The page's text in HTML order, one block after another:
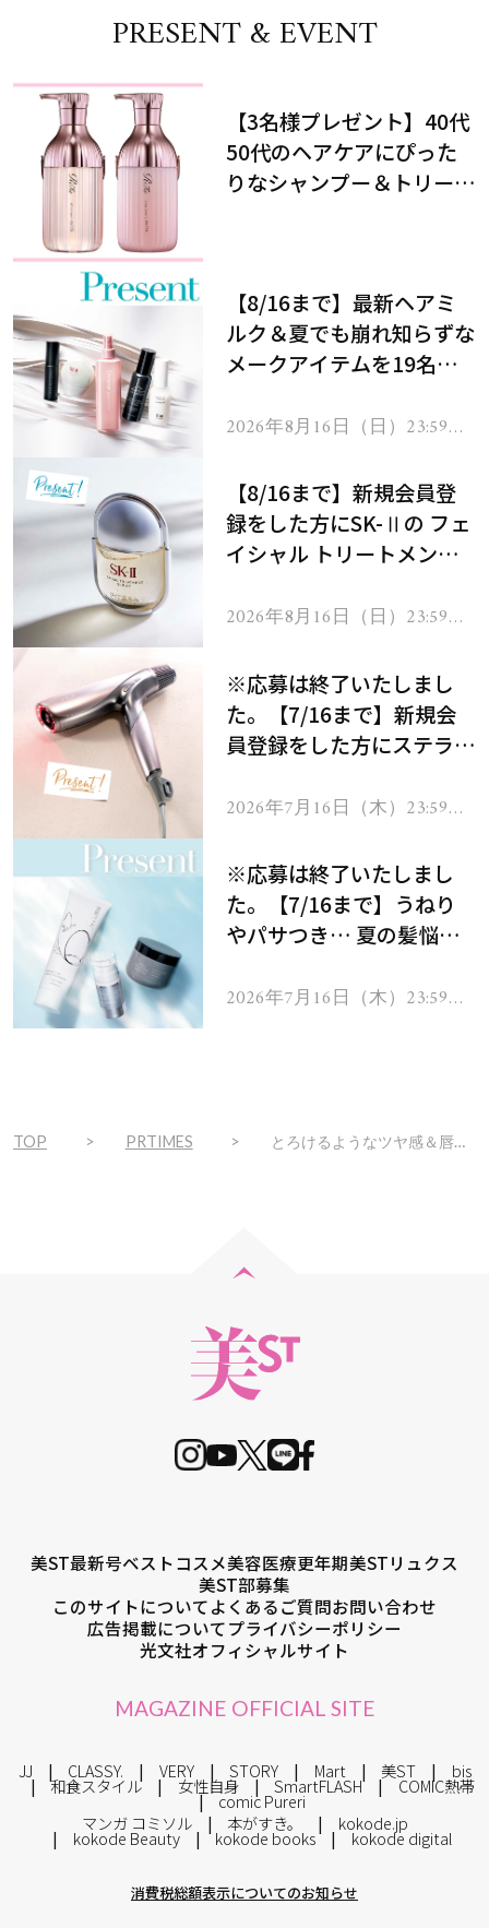
PRESENT & EVENT
【3名様プレゼント】40代
50代のヘアケアにぴった
りなシャンプー＆トリート
【8/16まで】最新ヘアミ
ルク＆夏でも崩れ知らずな
メークアイテムを19名様
2026年8月16日（日）23:59ま
【8/16まで】新規会員登
録をした方にSK-Ⅱの フェ
イシャル トリートメント
2026年8月16日（日）23:59ま
※応募は終了いたしまし
た。【7/16まで】新規会
員登録をした方にステラボ
ヘアドライヤー ジュエル
2026年7月16日（木）23:59ま
※応募は終了いたしまし
た。【7/16まで】うねり
やパサつき… 夏の髪悩み
ムを13名様にプレゼン
2026年7月16日（木）23:59ま
TOP PRTIMES とろけるようなツヤ感＆唇の色に自然になじむ透け感発色を叶えるミセイロルージュの人気限定カラー「アンバーピーチ」が定番化！
美ST最新号ベストコスメ美容医療更年期美STリュクス
美ST部募集
このサイトについてよくあるご質問お問い合わせ
広告掲載についてプライバシーポリシー
光文社オフィシャルサイト
MAGAZINE OFFICIAL SITE
JJ CLASSY. VERY STORY Mart 美ST bis
和食スタイル 女性自身 SmartFLASH COMIC熱帯
comic Pureri
マンガ コミソル
本がすき。 kokode.jp
kokode Beauty kokode books kokode digital
消費税総額表示についてのお知らせ